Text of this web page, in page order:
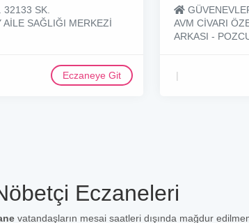
SK.
SAĞLIĞI MERKEZİ
Eczaneye Git
AVM CİVARI
ARKASI -
Eczaneleri
vatandaşların mesai saatleri dışında mağdur